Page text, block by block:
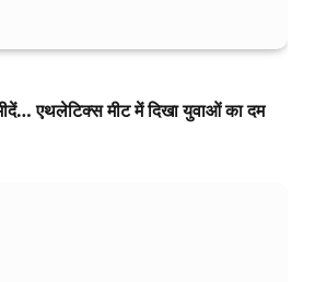
एथलेटिक्स मीट में दिखा युवाओं का दम